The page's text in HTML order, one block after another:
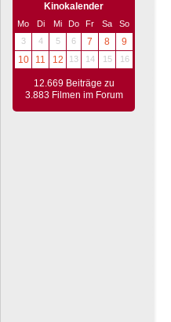
Kinokalender
Mo Di Mi Do Fr Sa
So
3
4 5 6 7 8
9
10
11 12 13 14 15 16
12.669 Beiträge zu
3.883 Filmen im Forum